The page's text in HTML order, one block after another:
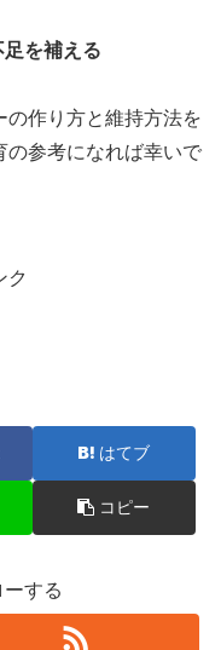
を補える
作り方と維持方法を
の参考になれば幸いで
ク
はてブ
コピー
する